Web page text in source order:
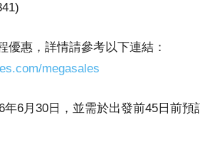
優惠，詳情請參考以下連結：
megasales
6月30日，並需於出發前45日前預